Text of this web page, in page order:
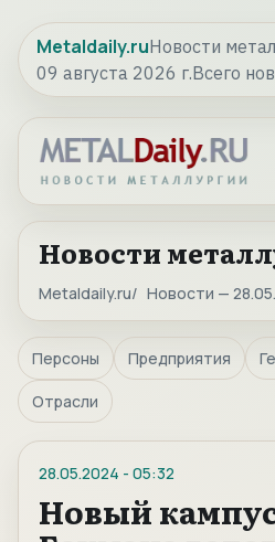
Metaldaily.ruНовости
09 августа 2026 г.Всего
Новости
Metaldaily.ru Новости —
Персоны Предприятия
Отрасли
28.05.2024 - 05:32
Новый